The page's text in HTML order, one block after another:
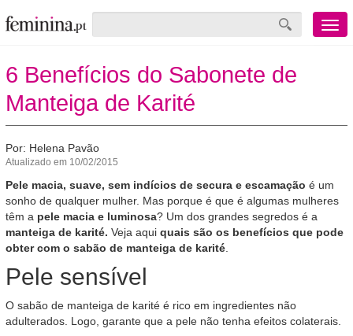
Menu
mobile
6 Benefícios do Sabonete de
Manteiga de Karité
Por: Helena Pavão
Atualizado em 10/02/2015
Pele macia, suave, sem indícios de secura e escamação é um
sonho de qualquer mulher. Mas porque é que é algumas mulheres
têm a pele macia e luminosa? Um dos grandes segredos é a
manteiga de karité. Veja aqui quais são os benefícios que pode
obter com o sabão de manteiga de karité
Pele sensível
O sabão de manteiga de karité é rico em ingredientes não
adulterados. Logo, garante que a pele não tenha efeitos colaterais.